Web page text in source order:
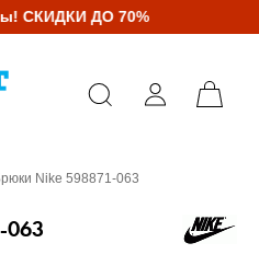
СКИДКИ ДО 70%
Nike 598871-063